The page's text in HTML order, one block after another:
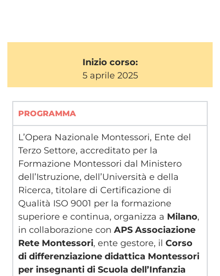
Inizio corso:
5 aprile 2025
PROGRAMMA
L’Opera Nazionale Montessori, Ente del
Terzo Settore, accreditato per la
Formazione Montessori dal Ministero
dell’Istruzione, dell’Università e della
Ricerca, titolare di Certificazione di
Qualità ISO 9001 per la formazione
superiore e continua, organizza a Milano,
in collaborazione con APS Associazione
Rete Montessori, ente gestore, il Corso
di differenziazione didattica Montessori
per insegnanti di Scuola dell’Infanzia